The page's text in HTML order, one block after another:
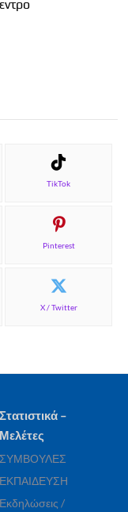
TikTok
Pinterest
X / Twitter
Στατιστικά –
Μελέτες
ΣΥΜΒΟΥΛΕΣ
ΕΚΠΑΙΔΕΥΣΗ
Εκδηλώσεις /